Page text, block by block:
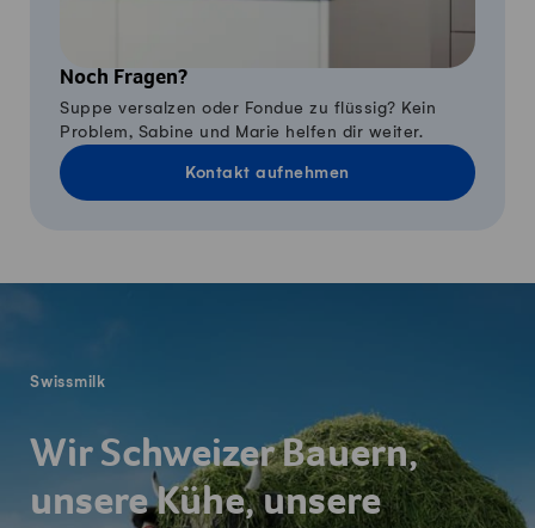
Noch Fragen?
Suppe versalzen oder Fondue zu flüssig? Kein
Problem, Sabine und Marie helfen dir weiter.
Kontakt aufnehmen
Swissmilk
Wir Schweizer Bauern,
unsere Kühe, unsere